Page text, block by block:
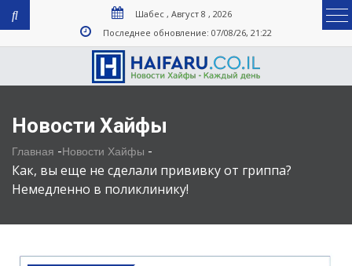
Шабес , Август 8 , 2026
Последнее обновление: 07/08/26, 21:22
Новости Хайфы
Главная -Новости Хайфы -
Как, вы еще не сделали прививку от гриппа?
Немедленно в поликлинику!